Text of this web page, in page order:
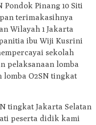
Pondok Pinang 10 Siti
terimakasihnya
Wilayah 1 Jakarta
ibu Wiji Kusrini
sekolah
pelaksanaan lomba
lomba O2SN tingkat
tingkat Jakarta Selatan
peserta didik kami